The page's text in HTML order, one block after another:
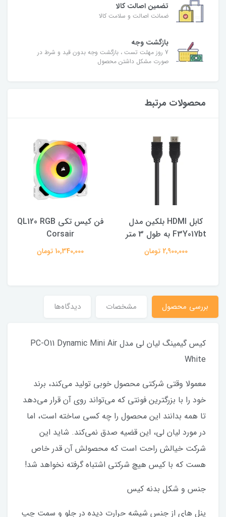
تضمین اصالت کالا
ضمانت اصالت و سلامت کالا
بازگشت وجه
7 روز مهلت تست ، بازگشت وجه بدون قید و شرط در
صورت مشکل داشتن محصول
محصولات مرتبط
کابل HDMI بلکین مدل
F3Y017bt به طول 3 متر
2,900,000 تومان
فن کیس تکی QL120 RGB
Corsair
10,340,000 تومان
بررسی محصول مشخصات دیدگاه‌ها
کیس گیمینگ لیان لی مدل PC-O11 Dynamic Mini Air
White
معمولا وقتی شرکتی محصول خوبی تولید می‌کند، برند
خود را با بزرگترین فونتی که می‌تواند روی آن قرار می‌دهد
تا همه بدانند این محصول را چه کسی ساخته است، اما
در مورد لیان لی، این قضیه صدق نمی‌کند. شاید این
شرکت خیالش راحت است که محصولش آن قدر خاص
هست که با کیس هیچ شرکتی اشتباه گرفته نخواهد شد!
جنس و شکل بدنه کیس
پنل‌ های از جنس شیشه‌ حرارت دیده در جلو و سمت چپ